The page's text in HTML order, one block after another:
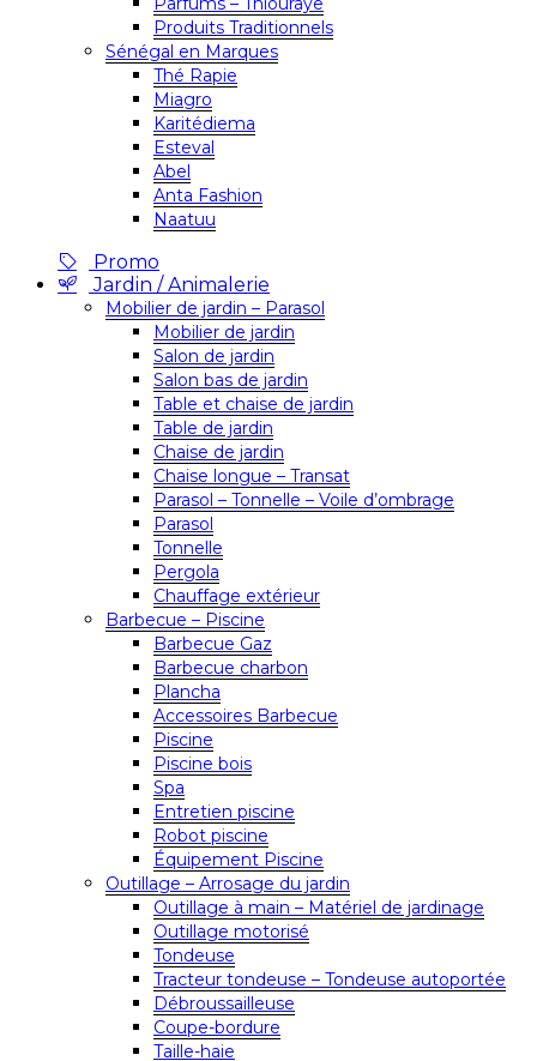
Produits Traditionnels
Sénégal en Marques
Thé Rapie
Miagro
Karitédiema
Esteval
Abel
Anta Fashion
Naatuu
Promo
Jardin / Animalerie
Mobilier de jardin – Parasol
Mobilier de jardin
Salon de jardin
Salon bas de jardin
Table et chaise de jardin
Table de jardin
Chaise de jardin
Chaise longue – Transat
Parasol – Tonnelle – Voile d’ombrage
Parasol
Tonnelle
Pergola
Chauffage extérieur
Barbecue – Piscine
Barbecue Gaz
Barbecue charbon
Plancha
Accessoires Barbecue
Piscine
Piscine bois
Spa
Entretien piscine
Robot piscine
Équipement Piscine
Outillage – Arrosage du jardin
Outillage à main – Matériel de jardinage
Outillage motorisé
Tondeuse
Tracteur tondeuse – Tondeuse autoportée
Débroussailleuse
Coupe-bordure
Taille-haie